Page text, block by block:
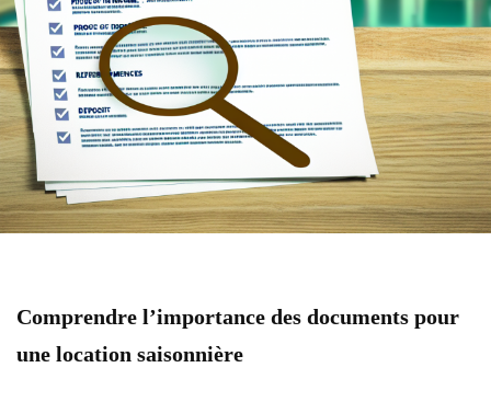
Comprendre l’importance des documents pour
une location saisonnière